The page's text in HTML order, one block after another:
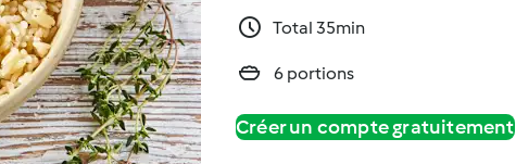
Total 35min
6 portions
Créer un compte gratuitement